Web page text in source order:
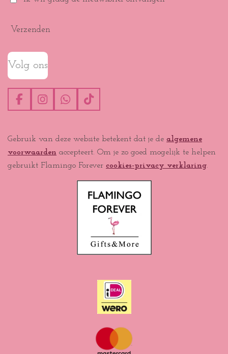
Verzenden
Volg ons
F
a
b
o
o
I
n
a
g
r
W
h
s
A
p
T
i
o
k
Gebruik van deze website betekent dat je de algemene
voorwaarden accepteert. Om je zo goed mogelijk te helpen
gebruikt Flamingo Forever cookies-privacy verklaring.